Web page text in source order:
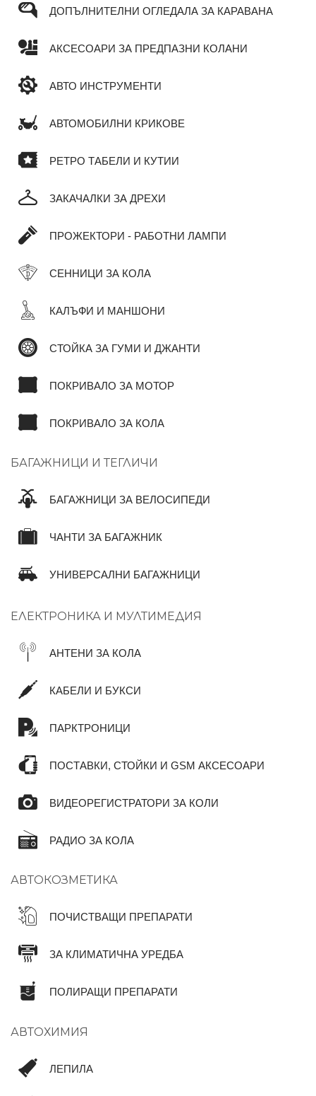
ДОПЪЛНИТЕЛНИ ОГЛЕДАЛА ЗА КАРАВАНА
АКСЕСОАРИ ЗА ПРЕДПАЗНИ КОЛАНИ
АВТО ИНСТРУМЕНТИ
АВТОМОБИЛНИ КРИКОВЕ
РЕТРО ТАБЕЛИ И КУТИИ
ЗАКАЧАЛКИ ЗА ДРЕХИ
ПРОЖЕКТОРИ - РАБОТНИ ЛАМПИ
СЕННИЦИ ЗА КОЛА
КАЛЪФИ И МАНШОНИ
СТОЙКА ЗА ГУМИ И ДЖАНТИ
ПОКРИВАЛО ЗА МОТОР
ПОКРИВАЛО ЗА КОЛА
БАГАЖНИЦИ И ТЕГЛИЧИ
БАГАЖНИЦИ ЗА ВЕЛОСИПЕДИ
ЧАНТИ ЗА БАГАЖНИК
УНИВЕРСАЛНИ БАГАЖНИЦИ
ЕЛЕКТРОНИКА И МУЛТИМЕДИЯ
АНТЕНИ ЗА КОЛА
КАБЕЛИ И БУКСИ
ПАРКТРОНИЦИ
ПОСТАВКИ, СТОЙКИ И GSM АКСЕСОАРИ
ВИДЕОРЕГИСТРАТОРИ ЗА КОЛИ
РАДИО ЗА КОЛА
АВТОКОЗМЕТИКА
ПОЧИСТВАЩИ ПРЕПАРАТИ
ЗА КЛИМАТИЧНА УРЕДБА
ПОЛИРАЩИ ПРЕПАРАТИ
АВТОХИМИЯ
ЛЕПИЛА